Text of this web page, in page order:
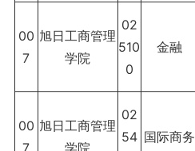
00
7
旭日工商管理
学院
02
510
0
金融
00 旭日工商管理
02
54 国际商务